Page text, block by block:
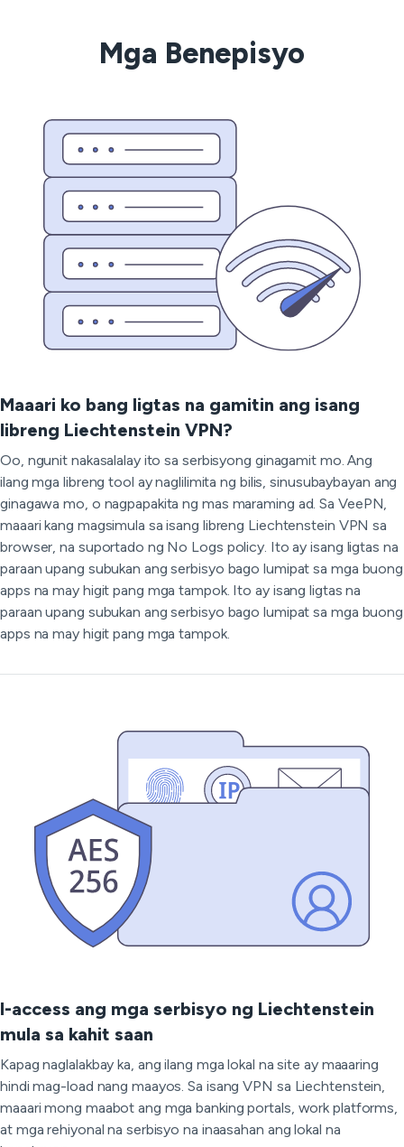
Mga Benepisyo
Maaari ko bang ligtas na gamitin ang isang
libreng Liechtenstein VPN?
Oo, ngunit nakasalalay ito sa serbisyong ginagamit mo. Ang
ilang mga libreng tool ay naglilimita ng bilis, sinusubaybayan ang
ginagawa mo, o nagpapakita ng mas maraming ad. Sa VeePN,
maaari kang magsimula sa isang libreng Liechtenstein VPN sa
browser, na suportado ng No Logs policy. Ito ay isang ligtas na
paraan upang subukan ang serbisyo bago lumipat sa mga buong
apps na may higit pang mga tampok. Ito ay isang ligtas na
paraan upang subukan ang serbisyo bago lumipat sa mga buong
apps na may higit pang mga tampok.
I-access ang mga serbisyo ng Liechtenstein
mula sa kahit saan
Kapag naglalakbay ka, ang ilang mga lokal na site ay maaaring
hindi mag-load nang maayos. Sa isang VPN sa Liechtenstein,
maaari mong maabot ang mga banking portals, work platforms,
at mga rehiyonal na serbisyo na inaasahan ang lokal na